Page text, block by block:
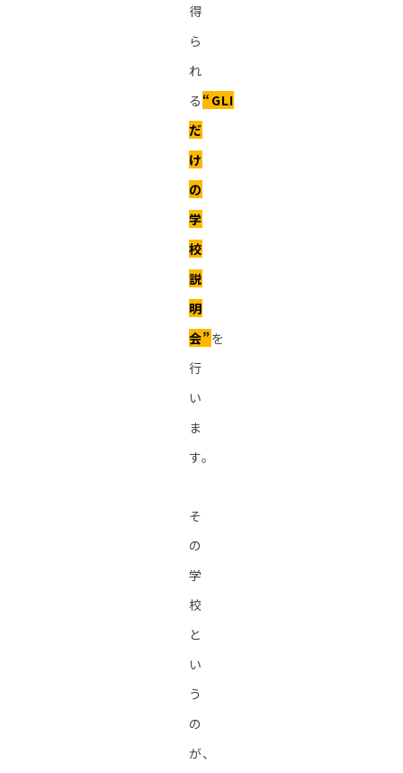
得
ら
れ
る “GLI
だ
け
の
学
校
説
明
会”を
行
い
ま
す。
そ
の
学
校
と
い
う
の
が、